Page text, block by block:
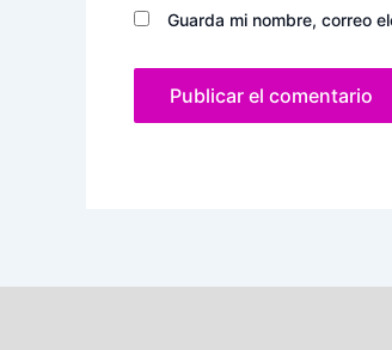
Guarda mi nombre, correo